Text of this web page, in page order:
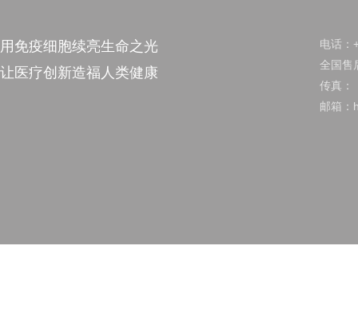
用免疫细胞续亮生命之光
让医疗创新造福人类健康
电话：
全国售
传真：
邮箱：